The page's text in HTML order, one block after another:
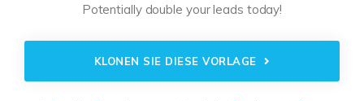
Potentially double your leads today!
KLONEN SIE DIESE VORLAGE